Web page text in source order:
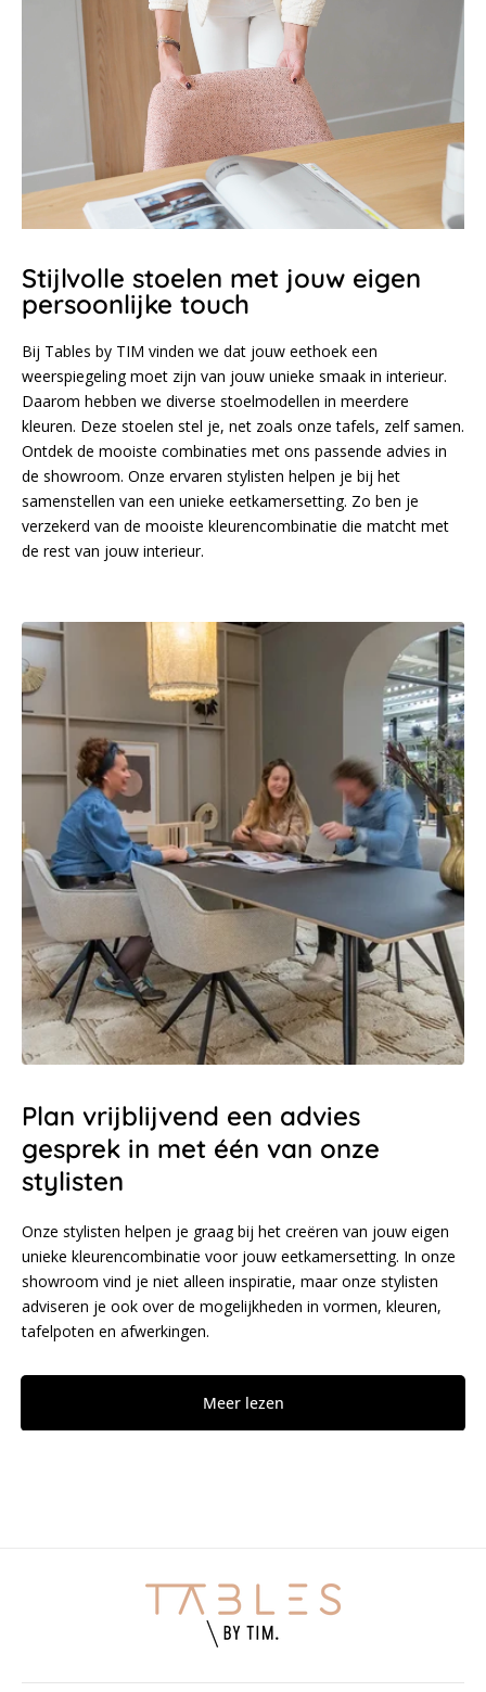
Stijlvolle stoelen met jouw eigen
persoonlijke touch
Bij Tables by TIM vinden we dat jouw eethoek een
weerspiegeling moet zijn van jouw unieke smaak in interieur.
Daarom hebben we diverse stoelmodellen in meerdere
kleuren. Deze stoelen stel je, net zoals onze tafels, zelf samen.
Ontdek de mooiste combinaties met ons passende advies in
de showroom. Onze ervaren stylisten helpen je bij het
samenstellen van een unieke eetkamersetting. Zo ben je
verzekerd van de mooiste kleurencombinatie die matcht met
de rest van jouw interieur.
Plan vrijblijvend een advies
gesprek in met één van onze
stylisten
Onze stylisten helpen je graag bij het creëren van jouw eigen
unieke kleurencombinatie voor jouw eetkamersetting. In onze
showroom vind je niet alleen inspiratie, maar onze stylisten
adviseren je ook over de mogelijkheden in vormen, kleuren,
tafelpoten en afwerkingen.
Meer lezen